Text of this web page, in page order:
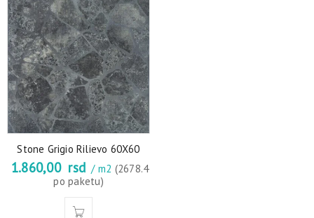
Stone Grigio Rilievo 60X60
1.860,00 rsd / m2 (2678.4
po paketu)